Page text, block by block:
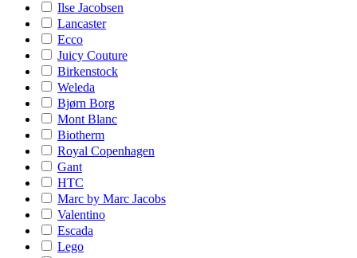
Ilse Jacobsen
Lancaster
Ecco
Juicy Couture
Birkenstock
Weleda
Bjørn Borg
Mont Blanc
Biotherm
Royal Copenhagen
Gant
HTC
Marc by Marc Jacobs
Valentino
Escada
Lego